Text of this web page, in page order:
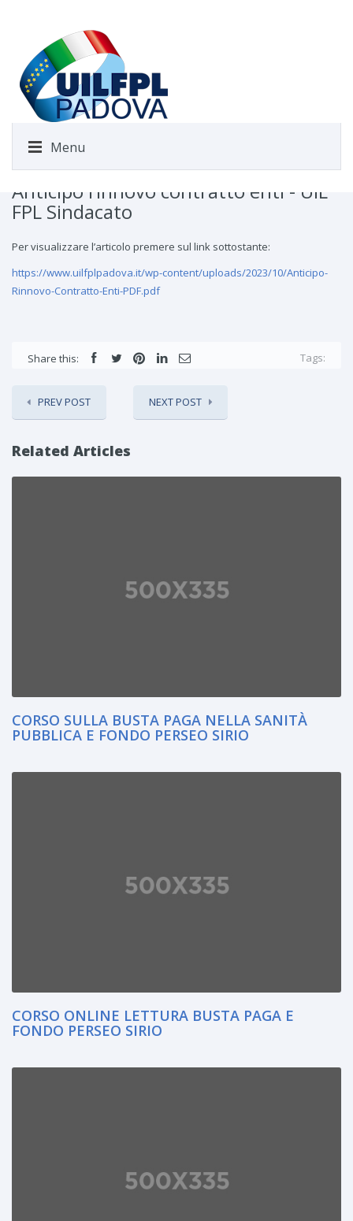
Menu
Anticipo rinnovo contratto enti - UIL
FPL Sindacato
Per visualizzare l’articolo premere sul link sottostante:
https://www.uilfplpadova.it/wp-content/uploads/2023/10/Anticipo-
Rinnovo-Contratto-Enti-PDF.pdf
Share this: Tags:
PREV POST NEXT POST
Related Articles
CORSO SULLA BUSTA PAGA NELLA SANITÀ
PUBBLICA E FONDO PERSEO SIRIO
CORSO ONLINE LETTURA BUSTA PAGA E
FONDO PERSEO SIRIO